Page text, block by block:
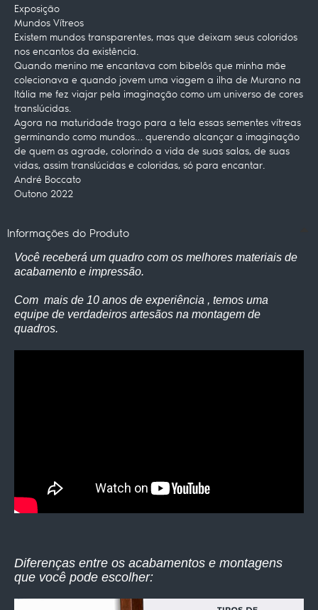
Exposição
Mundos Vítreos
Existem mundos transparentes, mas que deixam seus coloridos
nos encantos da existência.
Quando menino me encantava com bibelôs que minha mãe
colecionava e quando jovem uma viagem a ilha de Murano na
Itália me fez viajar pela imaginação como um universo de cores
translúcidas.
Agora na maturidade trago para a tela essas sementes vítreas
germinando como mundos… querendo alcançar a imaginação
de quem as agrade, colorindo a vida de suas salas, de suas
vidas, assim translúcidas e coloridas, só para encantar.
André Boccato
Outono 2022
Informações do Produto
Você receberá um quadro com os melhores materiais de
acabamento e impressão.
Com mais de 10 anos de experiência , temos uma
equipe de verdadeiros artesãos na montagem de
quadros.
Diferenças entre os acabamentos e montagens
que você pode escolher: